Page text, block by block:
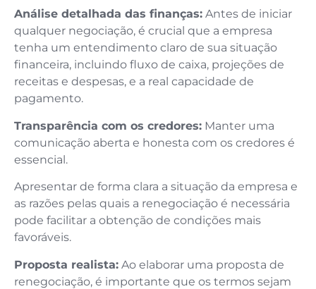
Análise detalhada das finanças: Antes de iniciar
qualquer negociação, é crucial que a empresa
tenha um entendimento claro de sua situação
financeira, incluindo fluxo de caixa, projeções de
receitas e despesas, e a real capacidade de
pagamento.
Transparência com os credores: Manter uma
comunicação aberta e honesta com os credores é
essencial.
Apresentar de forma clara a situação da empresa e
as razões pelas quais a renegociação é necessária
pode facilitar a obtenção de condições mais
favoráveis.
Proposta realista: Ao elaborar uma proposta de
renegociação, é importante que os termos sejam